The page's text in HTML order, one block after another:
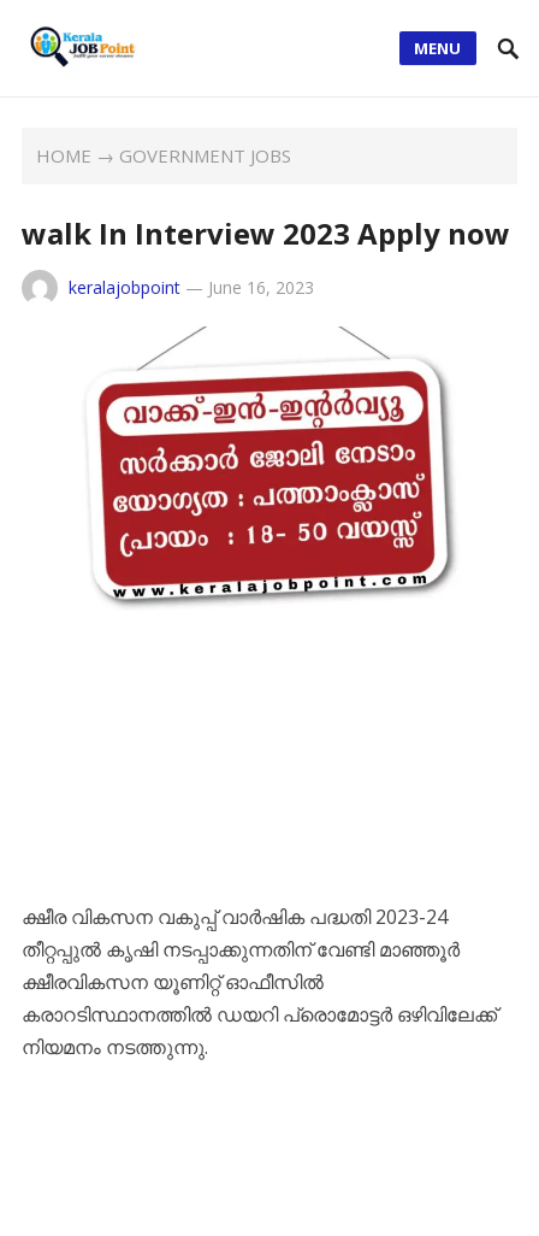
MENU
HOME → GOVERNMENT JOBS
walk In Interview 2023 Apply now
keralajobpoint— June 16, 2023
ക്ഷീര വികസന വകുപ്പ് വാർഷിക പദ്ധതി 2023-24
തീറ്റപ്പുൽ കൃഷി നടപ്പാക്കുന്നതിന് വേണ്ടി മാഞ്ഞൂർ
ക്ഷീരവികസന യൂണിറ്റ് ഓഫീസിൽ
കരാറടിസ്ഥാനത്തിൽ ഡയറി പ്രൊമോട്ടർ ഒഴിവിലേക്ക്
നിയമനം നടത്തുന്നു.